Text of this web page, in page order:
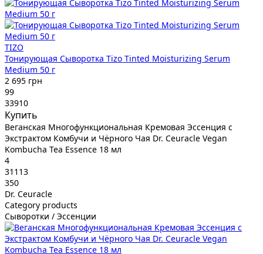
TIZO
Тонирующая Сыворотка Tizo Tinted Moisturizing Serum
Medium 50 г
2 695 грн
99
33910
Купить
Веганская Многофункциональная Кремовая Эссенция с
Экстрактом Комбучи и Чёрного Чая Dr. Ceuracle Vegan
Kombucha Tea Essence 18 мл
4
31113
350
Dr. Ceuracle
Category products
Сыворотки / Эссенции